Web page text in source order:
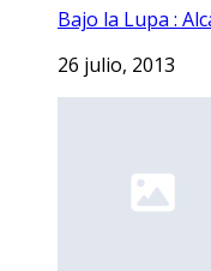
Bajo la Lupa :
26 julio, 2013